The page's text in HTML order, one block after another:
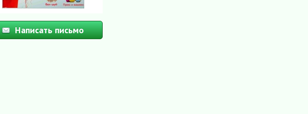
Написать письмо